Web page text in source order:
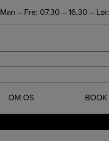
Man – Fre: 07.30 – 16.30 –
OM OS BOOK